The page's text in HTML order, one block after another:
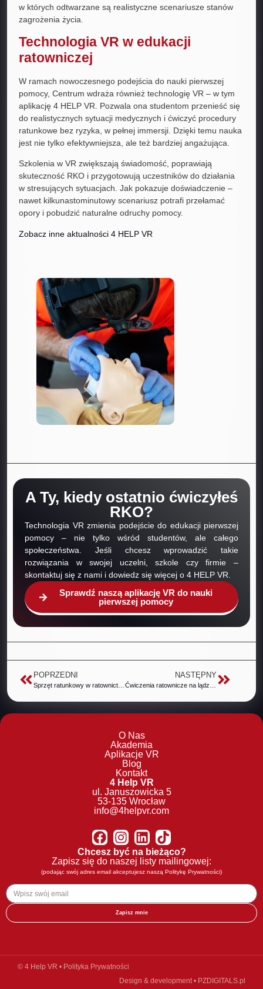
w których odtwarzane są realistyczne scenariusze stanów
zagrożenia życia.
Technologia VR w edukacji
ratowniczej
W ramach nowoczesnego podejścia do nauki pierwszej
pomocy, Centrum wdraża również technologię VR – w tym
aplikację 4 HELP VR. Pozwala ona studentom przenieść się
do realistycznych sytuacji medycznych i ćwiczyć procedury
ratunkowe bez ryzyka, w pełnej immersji. Dzięki temu nauka
jest nie tylko efektywniejsza, ale też bardziej angażująca.
Szkolenia w VR zwiększają świadomość, poprawiają
skuteczność RKO i przygotowują uczestników do działania
w stresujących sytuacjach. Jak pokazuje doświadczenie –
nawet kilkunastominutowy scenariusz potrafi przełamać
opory i pobudzić naturalne odruchy pomocy.
Zobacz inne aktualności 4 HELP VR
A Ty, kiedy ostatnio ćwiczyłeś
RKO?
Technologia VR zmienia podejście do edukacji pierwszej
pomocy – nie tylko wśród studentów, ale całego
społeczeństwa. Jeśli chcesz wprowadzić takie
rozwiązania w swojej uczelni, szkole czy firmie –
skontaktuj się z nami i dowiedz się więcej o 4 HELP VR.
Sprawdź naszą aplikację VR do nauki
pierwszej pomocy
POPRZEDNI NASTĘPNY
O Nas
Akademia
Aplikacje VR
Blog
Kontakt
4 Help VR
ul. Januszowicka 5
53-135 Wrocław
info@4helpvr.com
Chcesz być na bieżąco?
Zapisz się do naszej listy mailingowej:
(podając swój adres email akceptujesz naszą Politykę Prywatności)
Zapisz mnie
© 4 Help VR • Polityka Prywatności
Design & development • PZDIGITALS.pl